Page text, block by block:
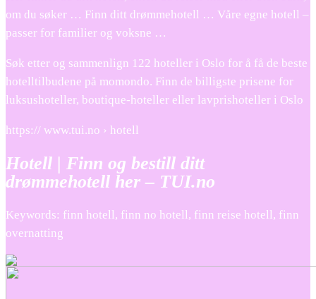
om du søker … Finn ditt drømmehotell … Våre egne hotell –
passer for familier og voksne …
Søk etter og sammenlign 122 hoteller i Oslo for å få de beste
hotelltilbudene på momondo. Finn de billigste prisene for
luksushoteller, boutique-hoteller eller lavprishoteller i Oslo
https:// www.tui.no › hotell
Hotell | Finn og bestill ditt
drømmehotell her – TUI.no
Keywords: finn hotell, finn no hotell, finn reise hotell, finn
overnatting